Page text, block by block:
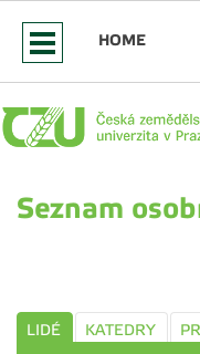
HOME
Seznam
LIDÉ KATEDRY